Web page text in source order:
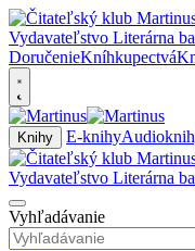
DoručenieKníhkupectvá
Knihy E-knihy
Vyhľadávanie